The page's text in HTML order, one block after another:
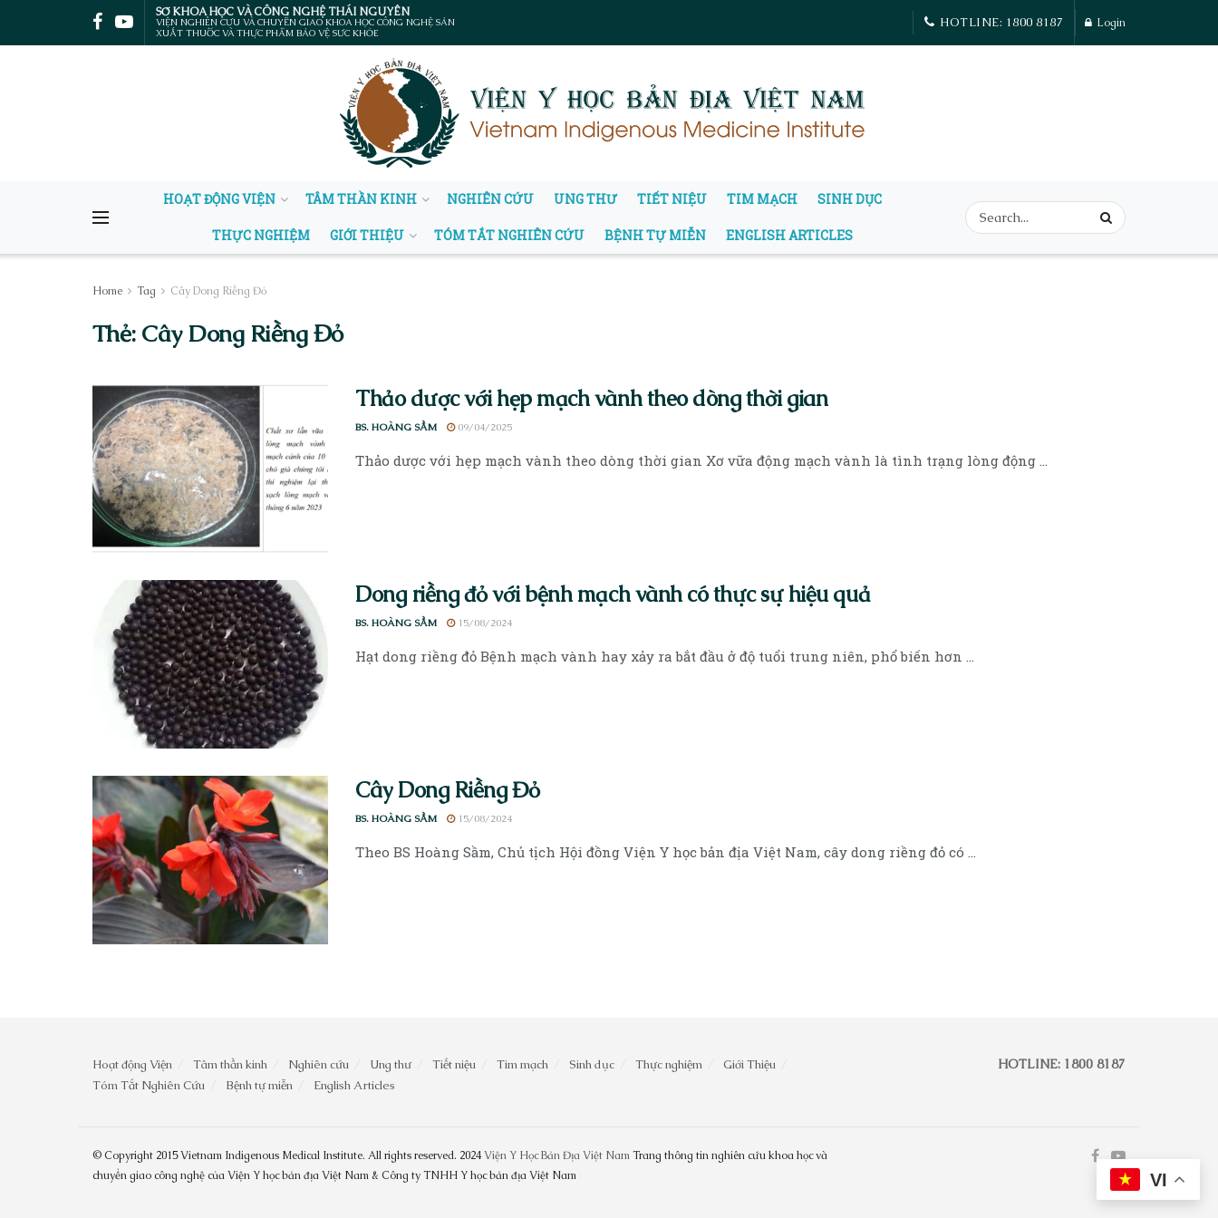
SỞ KHOA HỌC VÀ CÔNG NGHỆ THÁI NGUYÊN
VIỆN NGHIÊN CỨU VÀ CHUYỂN GIAO KHOA HỌC CÔNG NGHỆ SẢN
XUẤT THUỐC VÀ THỰC PHẨM BẢO VỆ SỨC KHỎE
HOTLINE: 1800 8187 Login
HOẠT ĐỘNG VIỆN TÂM THẦN KINH NGHIÊN CỨU UNG THƯ TIẾT NIỆU TIM MẠCH SINH DỤC
THỰC NGHIỆM GIỚI THIỆU TÓM TẮT NGHIÊN CỨU BỆNH TỰ MIỄN ENGLISH ARTICLES
Home Tag Cây Dong Riềng Đỏ
Thẻ: Cây Dong Riềng Đỏ
Thảo dược với hẹp mạch vành theo dòng thời gian
BS. HOÀNG SẦM 09/04/2025
Thảo dược với hẹp mạch vành theo dòng thời gian Xơ vữa động mạch vành là tình trạng lòng động ...
Dong riềng đỏ với bệnh mạch vành có thực sự hiệu quả
BS. HOÀNG SẦM 15/08/2024
Hạt dong riềng đỏ Bệnh mạch vành hay xảy ra bắt đầu ở độ tuổi trung niên, phổ biến hơn ...
Cây Dong Riềng Đỏ
BS. HOÀNG SẦM 15/08/2024
Theo BS Hoàng Sầm, Chủ tịch Hội đồng Viện Y học bản địa Việt Nam, cây dong riềng đỏ có ...
Hoạt động Viện Tâm thần kinh Nghiên cứu Ung thư Tiết niệu Tim mạch Sinh dục Thực nghiệm
Giới Thiệu
Tóm Tắt Nghiên Cứu
Bệnh tự miễn English Articles
HOTLINE: 1800 8187
© Copyright 2015 Vietnam Indigenous Medical Institute. All rights reserved. 2024Viện Y Học Bản Địa Việt NamTrang thông tin nghiên cứu khoa học và
chuyển giao công nghệ của Viện Y học bản địa Việt Nam & Công ty TNHH Y học bản địa Việt Nam
VI